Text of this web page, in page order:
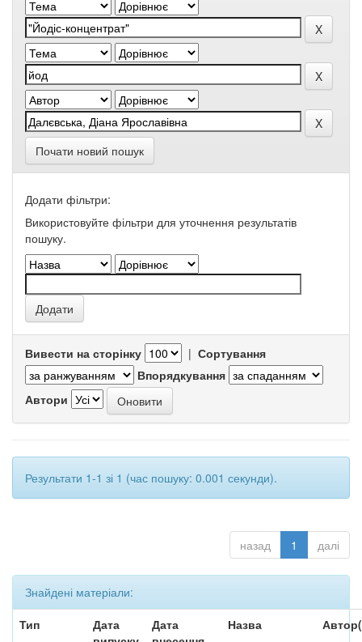
Почати новий пошук
Додати фільтри:
Використовуйте фільтри для уточнення результатів
пошуку.
Вивести на сторінку | Сортування
Впорядкування
Автори
Результати 1-1 зі 1 (час пошуку: 0.001 секунди).
назад 1 далі
Знайдені матеріали:
Тип
Дата
Дата
Назва